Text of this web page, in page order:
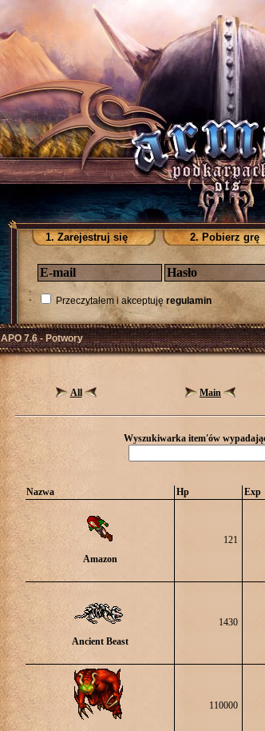
1. Zarejestruj się 2. Pobierz grę
Przeczytałem i akceptujęregulamin
APO 7.6 - Potwory
All Main
Wyszukiwarka item'ów
Nazwa Hp Exp
Amazon
121
Ancient Beast
1430
110000